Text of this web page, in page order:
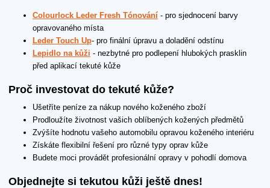
Colourlock Leder Fresh Tónování - pro sjednocení barvy
opravovaného místa
Leder Touch Up- pro finální úpravu a doladění odstínu
Lepidlo na kůži - nezbytné pro podlepení hlubokých prasklin
před aplikací tekuté kůže
Proč investovat do tekuté kůže?
Ušetříte peníze za nákup nového koženého zboží
Prodloužíte životnost vašich oblíbených kožených předmětů
Zvýšíte hodnotu vašeho automobilu opravou koženého interiéru
Získáte flexibilní řešení pro různé typy oprav kůže
Budete moci provádět profesionální opravy v pohodlí domova
Objednejte si tekutou kůži ještě dnes!